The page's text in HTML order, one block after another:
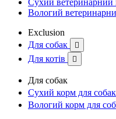
Сухий ветеринарний
Вологий
Exclusion
Для собак

Для котів 
Для собак
Сухий корм для собак
Вологий корм для